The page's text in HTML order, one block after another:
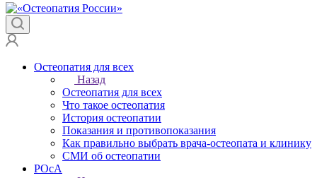
Остеопатия для всех
Назад
Остеопатия для всех
Что такое остеопатия
История остеопатии
Показания и противопоказания
Как правильно выбрать врача-остеопата и клинику
СМИ об остеопатии
РОсА